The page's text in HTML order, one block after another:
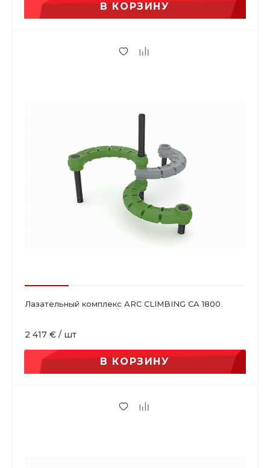
В КОРЗИНУ
Лазательный комплекс ARC CLIMBING CA 1800
2 417 € / шт
В КОРЗИНУ